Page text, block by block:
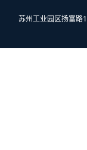
苏州工业园区扬富路